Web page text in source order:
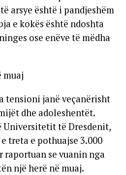
arsye është i pandjeshëm
e kokës është ndoshta
ose enëve të mëdha
muaj
tensioni janë veçanërisht
dhe adoleshentët.
Universitetit të Dresdenit,
treta e pothuajse 3.000
raportuan se vuanin nga
një herë në muaj.